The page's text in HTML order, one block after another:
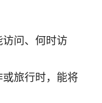
问、何时访
旅行时，能将